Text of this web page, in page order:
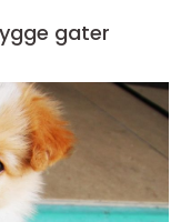
trygge gater